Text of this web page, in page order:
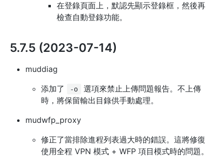
在登錄頁面上，默認先顯示登錄框，然後再
檢查自動登錄功能。
5.7.5 (2023-07-14)
muddiag
添加了
-o
選項來禁止上傳問題報告。不上傳
時，將保留輸出目錄供手動處理。
mudwfp_proxy
修正了當排除進程列表過大時的錯誤。這將修復
使用全程 VPN 模式 + WFP 項目模式時的問題。